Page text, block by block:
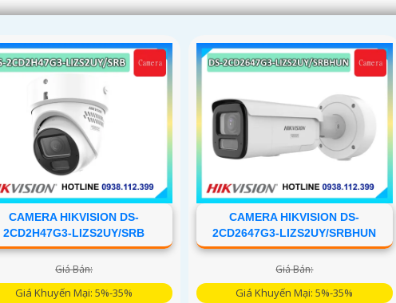
CAMERA HIKVISION DS-
2CD2H47G3-LIZS2UY/SRB
Giá Bán:
Giá Khuyến Mại: 5%-35%
CAMERA HIKVISION DS-
2CD2647G3-LIZS2UY/SRBHUN
Giá Bán:
Giá Khuyến Mại: 5%-35%